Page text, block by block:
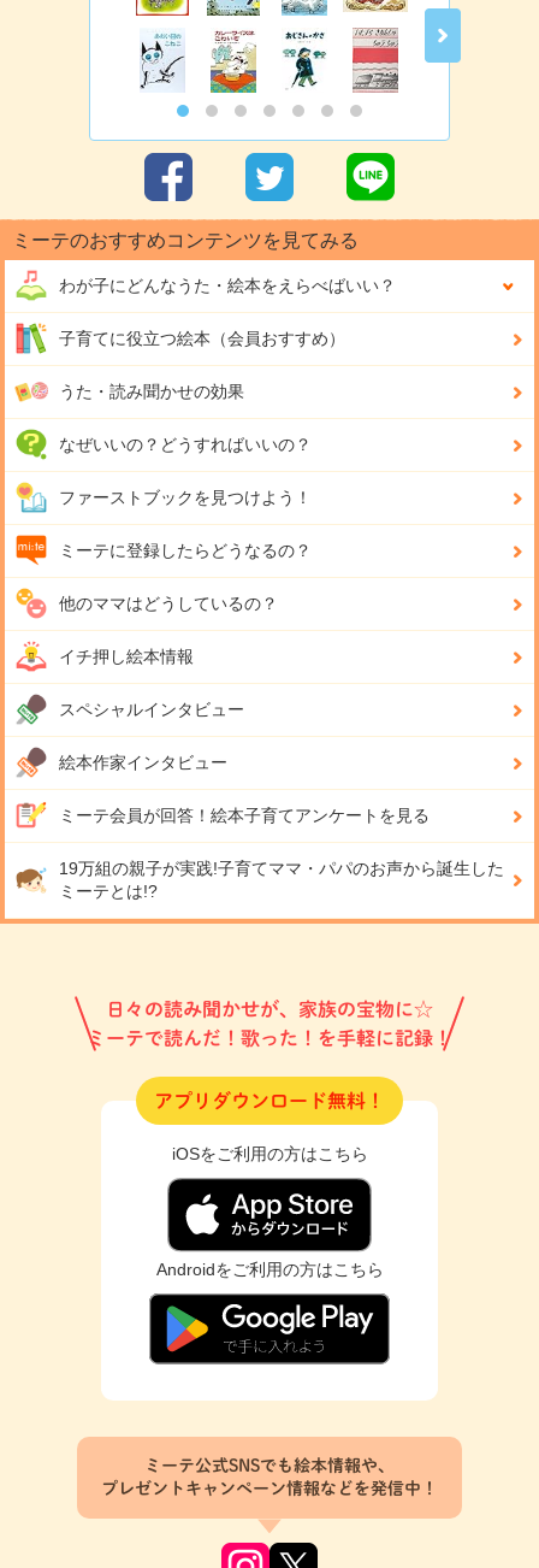
ミーテのおすすめコンテンツを見てみる
わが子にどんなうた・絵本をえらべばいい？
子育てに役立つ絵本（会員おすすめ）
うた・読み聞かせの効果
なぜいいの？どうすればいいの？
ファーストブックを見つけよう！
ミーテに登録したらどうなるの？
他のママはどうしているの？
イチ押し絵本情報
スペシャルインタビュー
絵本作家インタビュー
ミーテ会員が回答！ 絵本子育てアンケートを見る
19万組の親子が実践!子育てママ・パパのお声から誕生した
ミーテとは!?
日々の読み聞かせが、家族の宝物に☆
ミーテで読んだ！歌った！を手軽に記録！
アプリダウンロード無料！
iOSをご利用の方はこちら
Androidをご利用の方はこちら
ミーテ公式SNSでも絵本情報や、
プレゼントキャンペーン情報などを発信中！